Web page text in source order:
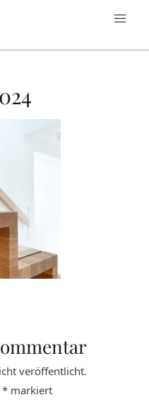
veröffentlicht.
* markiert